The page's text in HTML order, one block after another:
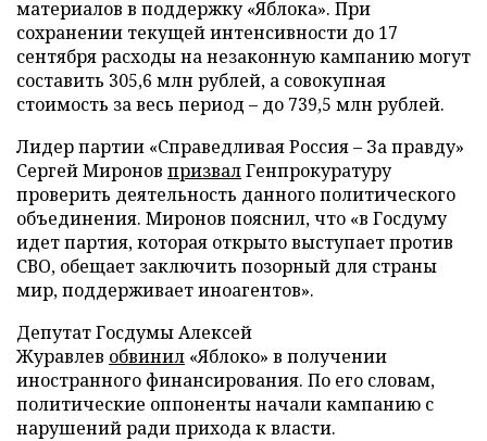
материалов в поддержку «Яблока». При
сохранении текущей интенсивности до 17
сентября расходы на незаконную кампанию могут
составить 305,6 млн рублей, а совокупная
стоимость за весь период – до 739,5 млн рублей.
Лидер партии «Справедливая Россия – За правду»
Сергей Миронов призвалГенпрокуратуру
проверить деятельность данного политического
объединения. Миронов пояснил, что «в Госдуму
идет партия, которая открыто выступает против
СВО, обещает заключить позорный для страны
мир, поддерживает иноагентов».
Депутат Госдумы Алексей
Журавлев обвинил «Яблоко» в получении
иностранного финансирования. По его словам,
политические оппоненты начали кампанию с
нарушений ради прихода к власти.